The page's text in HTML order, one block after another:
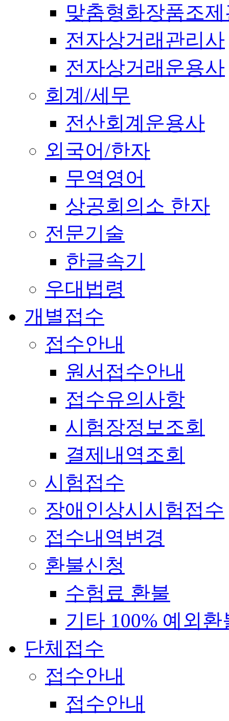
맞춤형화장품조
전자상거래관리사
전자상거래운용사
회계/세무
전산회계운용사
외국어/한자
무역영어
상공회의소 한자
전문기술
한글속기
우대법령
개별접수
접수안내
원서접수안내
접수유의사항
시험장정보조회
결제내역조회
시험접수
장애인상시시험접수
접수내역변경
환불신청
수험료 환불
기타 100% 예외환
단체접수
접수안내
접수안내